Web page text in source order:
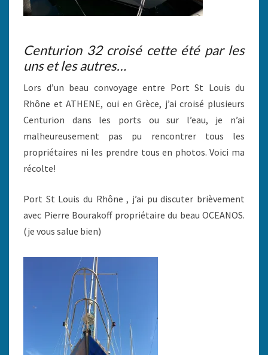
Centurion 32 croisé cette été par les
uns et les autres…
Lors d’un beau convoyage entre Port St Louis du
Rhône et ATHENE, oui en Grèce, j’ai croisé plusieurs
Centurion dans les ports ou sur l’eau, je n’ai
malheureusement pas pu rencontrer tous les
propriétaires ni les prendre tous en photos. Voici ma
récolte!
Port St Louis du Rhône , j’ai pu discuter brièvement
avec Pierre Bourakoff propriétaire du beau OCEANOS.
(je vous salue bien)